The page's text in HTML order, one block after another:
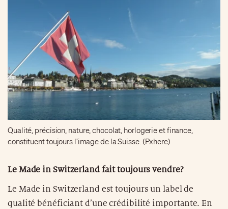
Qualité, précision, nature, chocolat, horlogerie et finance,
constituent toujours l’image de la Suisse. (Pxhere)
Le Made in Switzerland fait toujours vendre?
Le Made in Switzerland est toujours un label de
qualité bénéficiant d’une crédibilité importante. En